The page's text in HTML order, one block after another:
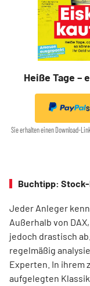
Heiße Tage –
Sie erhalten einen Download-
Buchtipp:
Jeder Anleger
Außerhalb von
jedoch drastisch
regel­mäßig
Experten. In ihrem
aufgelegten